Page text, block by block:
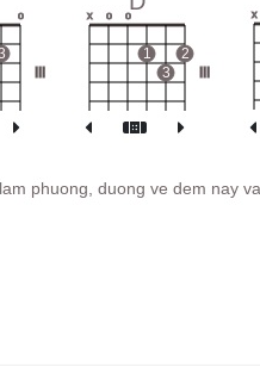
III
o
III
x o o
1
3
2
x
phuong, duong ve dem nay